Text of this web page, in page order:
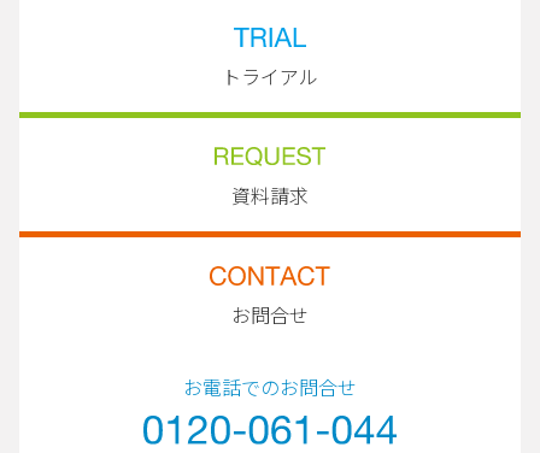
トライアル
資料請求
お問合せ
お電話でのお問合せ